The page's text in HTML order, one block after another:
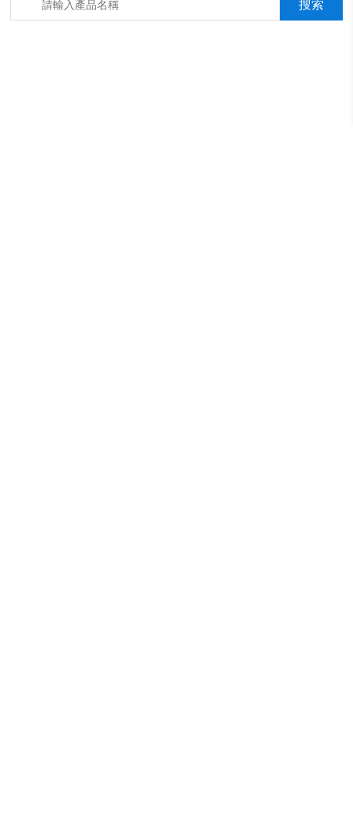
箱，淋雨抖音成年版箱，汽車內飾材料燃燒抖音成年版機